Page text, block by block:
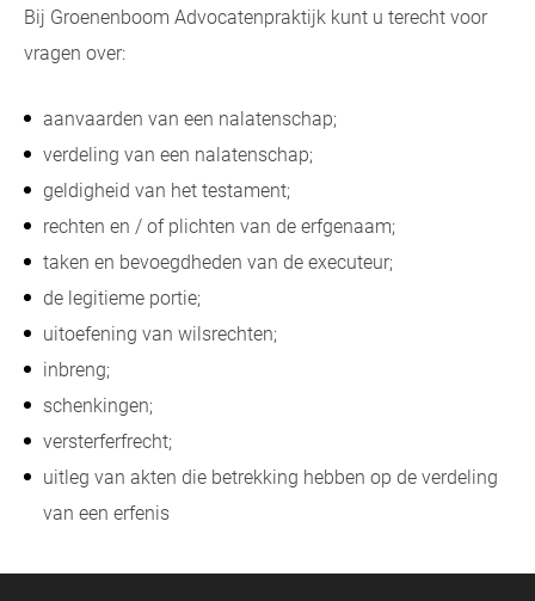
Bij Groenenboom Advocatenpraktijk kunt u terecht voor
vragen over:
aanvaarden van een nalatenschap;
verdeling van een nalatenschap;
geldigheid van het testament;
rechten en / of plichten van de erfgenaam;
taken en bevoegdheden van de executeur;
de legitieme portie;
uitoefening van wilsrechten;
inbreng;
schenkingen;
versterferfrecht;
uitleg van akten die betrekking hebben op de verdeling
van een erfenis